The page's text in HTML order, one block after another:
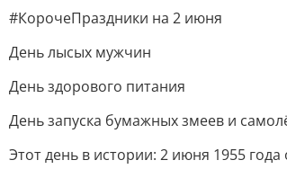
#КорочеПраздники на 2 июня
День лысых мужчин
День здорового питания
День запуска бумажных змеев и
Этот день в истории: 2 июня 1955